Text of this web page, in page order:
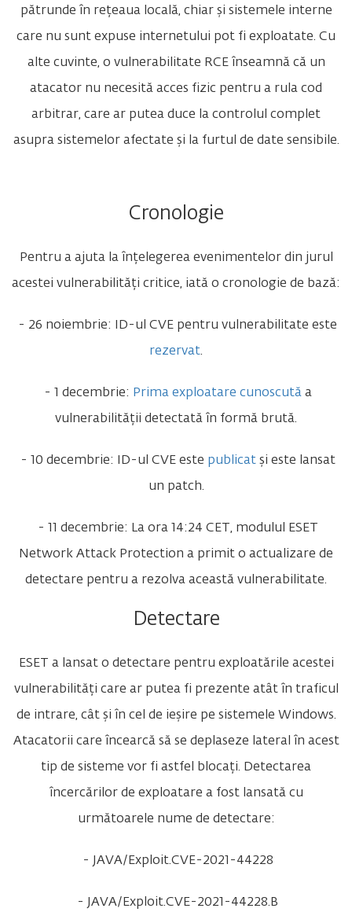
pătrunde în rețeaua locală, chiar și sistemele interne
care nu sunt expuse internetului pot fi exploatate. Cu
alte cuvinte, o vulnerabilitate RCE înseamnă că un
atacator nu necesită acces fizic pentru a rula cod
arbitrar, care ar putea duce la controlul complet
asupra sistemelor afectate și la furtul de date sensibile.
Cronologie
Pentru a ajuta la înțelegerea evenimentelor din jurul
acestei vulnerabilități critice, iată o cronologie de bază:
- 26 noiembrie: ID-ul CVE pentru vulnerabilitate este
rezervat.
- 1 decembrie: Prima exploatare cunoscutăa
vulnerabilității detectată în formă brută.
- 10 decembrie: ID-ul CVE este publicatși este lansat
un patch.
- 11 decembrie: La ora 14:24 CET, modulul ESET
Network Attack Protection a primit o actualizare de
detectare pentru a rezolva această vulnerabilitate.
Detectare
ESET a lansat o detectare pentru exploatările acestei
vulnerabilități care ar putea fi prezente atât în ​​traficul
de intrare, cât și în cel de ieșire pe sistemele Windows.
Atacatorii care încearcă să se deplaseze lateral în acest
tip de sisteme vor fi astfel blocați. Detectarea
încercărilor de exploatare a fost lansată cu
următoarele nume de detectare:
- JAVA/Exploit.CVE-2021-44228
- JAVA/Exploit.CVE-2021-44228.B